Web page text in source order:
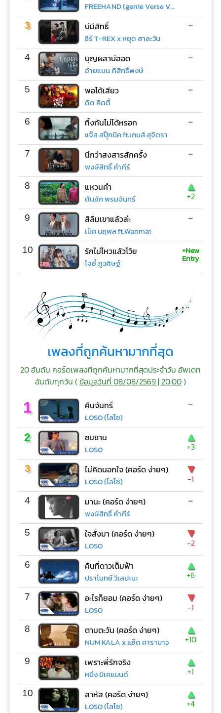
FREEHAND (genie Verse Vol.1)
3 บ่มีสิทธิ์
ธีร์ T-REX x หยุด สาละวัน
-
4 บุญผลาบ่ฮอด
อ้ายแมน ภิสิทธิ์พงษ์
-
5 พอได้เสียว
ดิด คิตตี้
-
6 ทิ้งกันไม่ได้หรอก
แจ๊ส สปุ๊กนิค ft.เกมส์ สุจิตรา
-
7 นึกว่าสงสารสักครั้ง
พงษ์สิทธิ์ คำภีร์
-
8 แหวนคำ
ต้นฮัก พรมจันทร์
▲
+2
9 สิลืมเขาแล้วล่ะ
เน็ค นฤพล ft.Wanmai
-
10 รักไม่ไหวแล้วโว้ย
โจอี้ ภูวศิษฐ์
+New
Entry
เพลงที่ถูกค้นหามากที่สุด
20 อันดับ คอร์ดเพลงที่ถูกค้นหามากที่สุดประจำวัน อัพเดท
อันดับทุกวัน (ข้อมูลวันที่ 08/08/2569 | 20:00)
1 คืนจันทร์
LOSO (โลโซ)
-
2 ซมซาน
LOSO
▲
+3
3 ไม่คิดนอกใจ (คอร์ด ง่ายๆ)
LOSO (โลโซ)
▼
-1
4 มานะ (คอร์ด ง่ายๆ)
พงษ์สิทธิ์ คำภีร์
-
5 ใจสั่งมา (คอร์ด ง่ายๆ)
LOSO
▼
-2
6 คืนที่ดาวเต็มฟ้า
ปราโมทย์ วิเลปะนะ
▲
+6
7 อะไรก็ยอม (คอร์ด ง่ายๆ)
LOSO
▼
-1
8 ตามตะวัน (คอร์ด ง่ายๆ)
NUM KALA x แอ๊ด คาราบาว
▲
+10
9 เพราะพี่รักจริง
หนึ่ง บีเคแบนด์
▲
+1
10 สาหัส (คอร์ด ง่ายๆ)
LOSO (โลโซ)
▲
+4